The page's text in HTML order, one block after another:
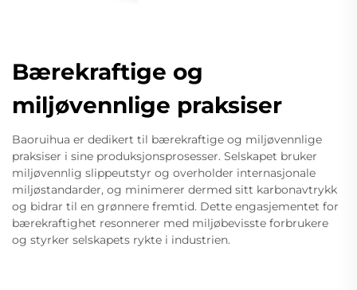
Bærekraftige og
miljøvennlige praksiser
Baoruihua er dedikert til bærekraftige og miljøvennlige
praksiser i sine produksjonsprosesser. Selskapet bruker
miljøvennlig slippeutstyr og overholder internasjonale
miljøstandarder, og minimerer dermed sitt karbonavtrykk
og bidrar til en grønnere fremtid. Dette engasjementet for
bærekraftighet resonnerer med miljøbevisste forbrukere
og styrker selskapets rykte i industrien.